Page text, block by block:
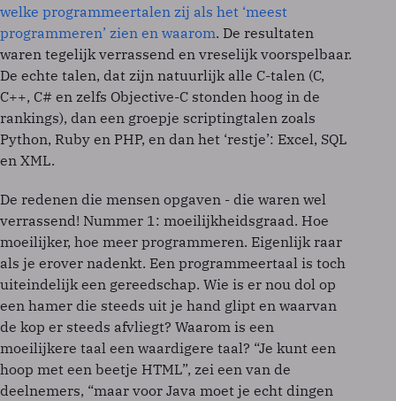
welke programmeertalen zij als het ‘meest
programmeren’ zien en waarom. De resultaten
waren tegelijk verrassend en vreselijk voorspelbaar.
De echte talen, dat zijn natuurlijk alle C-talen (C,
C++, C# en zelfs Objective-C stonden hoog in de
rankings), dan een groepje scriptingtalen zoals
Python, Ruby en PHP, en dan het ‘restje’: Excel, SQL
en XML.
De redenen die mensen opgaven - die waren wel
verrassend! Nummer 1: moeilijkheidsgraad. Hoe
moeilijker, hoe meer programmeren. Eigenlijk raar
als je erover nadenkt. Een programmeertaal is toch
uiteindelijk een gereedschap. Wie is er nou dol op
een hamer die steeds uit je hand glipt en waarvan
de kop er steeds afvliegt? Waarom is een
moeilijkere taal een waardigere taal? “Je kunt een
hoop met een beetje HTML”, zei een van de
deelnemers, “maar voor Java moet je echt dingen